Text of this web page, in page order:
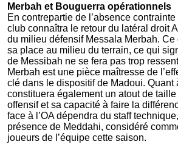
Merbah et Bouguerra opérationnels
En contrepartie de l’absence
club connaîtra le retour du latéral droit
du milieu défensif Messala Merbah. Ce
sa place au milieu du terrain, ce qui
de Messibah ne se fera pas trop
Merbah est une pièce maîtresse de
clé dans le dispositif de Madoui. Quant
constituera également un atout de taille
offensif et sa capacité à faire la
face à l’OA dépendra du staff
présence de Meddahi, considéré
joueurs de l’équipe cette saison.